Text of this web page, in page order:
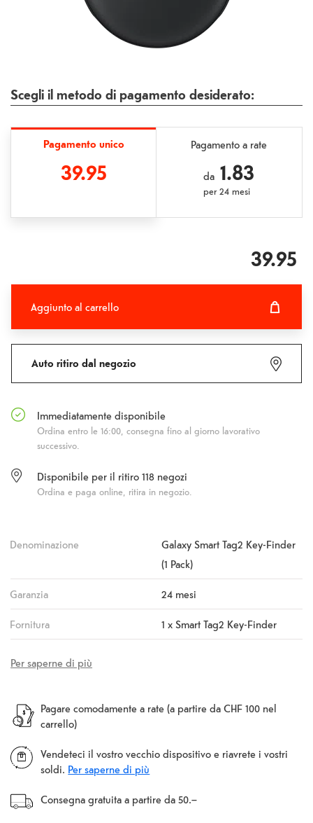
Scegli il metodo di pagamento desiderato:
Pagamento unico
39.95
Pagamento a rate
da 1.83
per24 mesi
39.95
Aggiunto al carrello
Auto ritiro dal negozio
Immediatamente disponibile
Ordina entro le 16:00, consegna fino al giorno lavorativo
successivo.
Disponibile per il ritiro 118 negozi
Ordina e paga online, ritira in negozio.
Denominazione
Galaxy Smart Tag2 Key-Finder
(1 Pack)
Garanzia 24 mesi
Fornitura 1 x Smart Tag2 Key-Finder
Per saperne di più
Pagare comodamente a rate (a partire da CHF 100 nel
carrello)
Vendeteci il vostro vecchio dispositivo e riavrete i vostri
soldi. Per saperne di più
Consegna gratuita a partire da 50.–